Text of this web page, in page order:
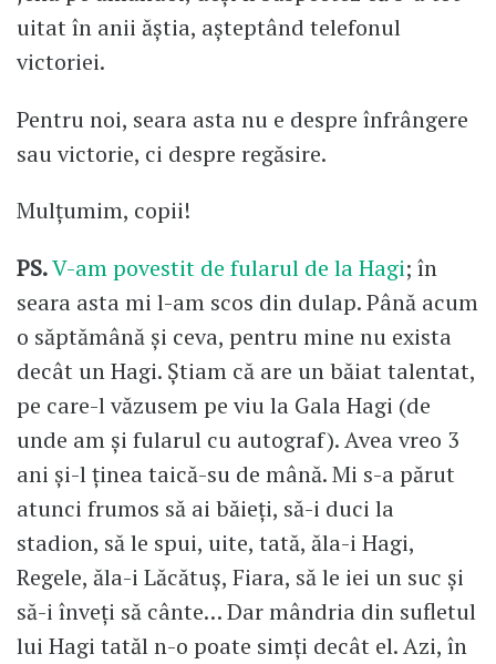
uitat în anii ăștia, așteptând telefonul
victoriei.
Pentru noi, seara asta nu e despre înfrângere
sau victorie, ci despre regăsire.
Mulțumim, copii!
PS.V-am povestit de fularul de la Hagi; în
seara asta mi l-am scos din dulap. Până acum
o săptămână și ceva, pentru mine nu exista
decât un Hagi. Știam că are un băiat talentat,
pe care-l văzusem pe viu la Gala Hagi (de
unde am și fularul cu autograf). Avea vreo 3
ani și-l ținea taică-su de mână. Mi s-a părut
atunci frumos să ai băieți, să-i duci la
stadion, să le spui, uite, tată, ăla-i Hagi,
Regele, ăla-i Lăcătuș, Fiara, să le iei un suc și
să-i înveți să cânte… Dar mândria din sufletul
lui Hagi tatăl n-o poate simți decât el. Azi, în